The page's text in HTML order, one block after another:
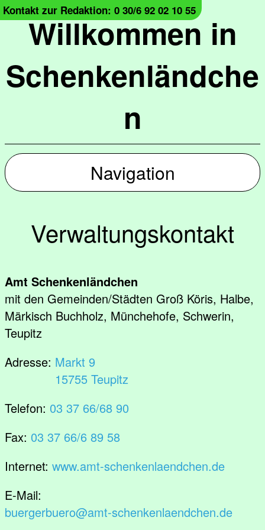
Willkommen in
Schenkenländche
n
Kontakt zur Redaktion: 0 30/6 92 02 10 55
Navigation
Verwaltungskontakt
Amt Schenkenländchen
mit den Gemeinden/Städten Groß Köris, Halbe,
Märkisch Buchholz, Münchehofe, Schwerin,
Teupitz
Adresse: Markt 9
15755 Teupitz
Telefon: 03 37 66/68 90
Fax: 03 37 66/6 89 58
Internet: www.amt-schenkenlaendchen.de
E-Mail:
buergerbuero@amt-schenkenlaendchen.de